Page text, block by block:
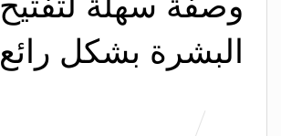
البشرة بشكل رائع